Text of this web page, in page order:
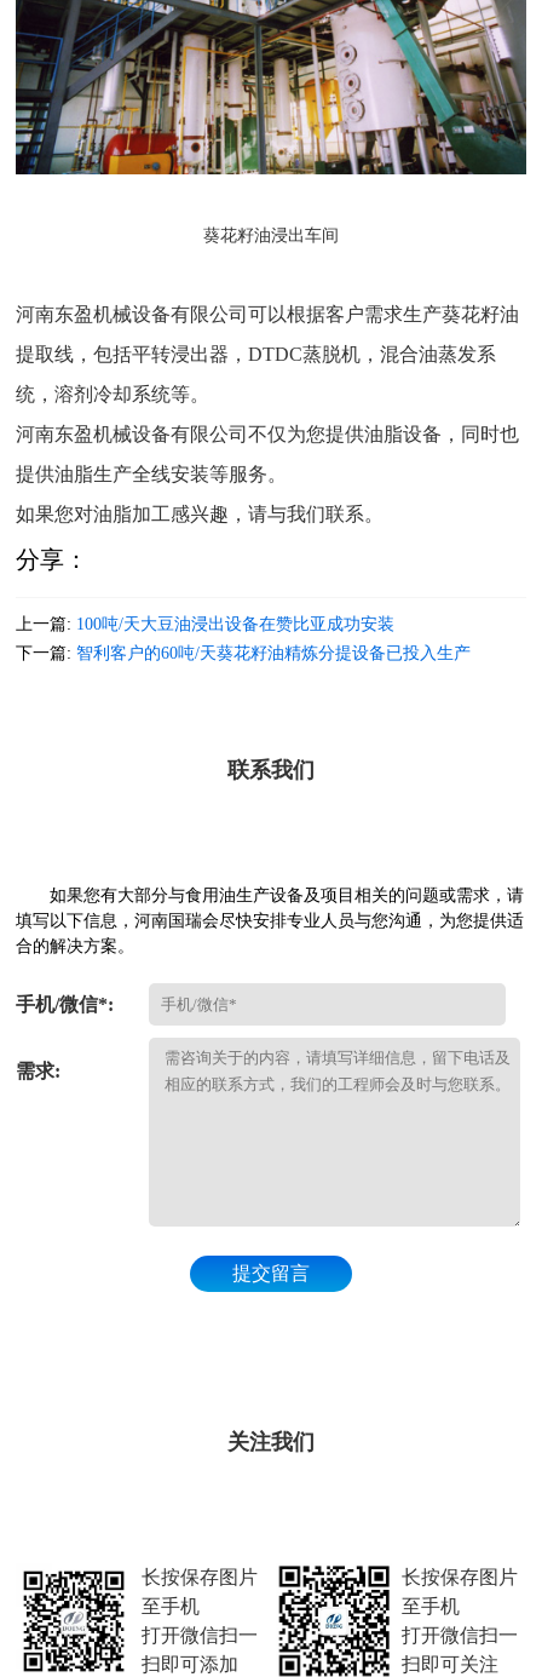
葵花籽油浸出车间
河南东盈机械设备有限公司可以根据客户需求生产葵花籽油
提取线，包括平转浸出器，DTDC蒸脱机，混合油蒸发系
统，溶剂冷却系统等。
河南东盈机械设备有限公司不仅为您提供油脂设备，同时也
提供油脂生产全线安装等服务。
如果您对油脂加工感兴趣，请与我们联系。
分享：
上一篇: 100吨/天大豆油浸出设备在赞比亚成功安装
下一篇:智利客户的60吨/天葵花籽油精炼分提设备已投入生产
联系我们
如果您有大部分与食用油生产设备及项目相关的问题或需求，请
填写以下信息，河南国瑞会尽快安排专业人员与您沟通，为您提供适
合的解决方案。
手机/微信*:
需求:
提交留言
关注我们
长按保存图片
至手机
打开微信扫一
扫即可添加
长按保存图片
至手机
打开微信扫一
扫即可关注